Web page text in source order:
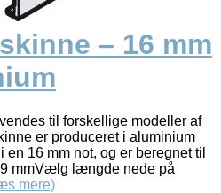
– 16 mm
til forskellige modeller af
er produceret i aluminium
16 mm not, og er beregnet til
mmVælg længde nede på
mere)